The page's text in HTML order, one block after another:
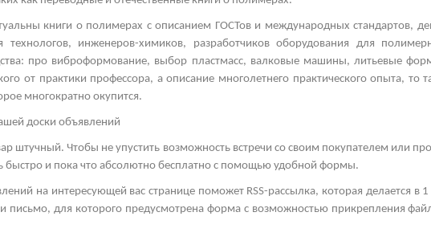
книги о полимерах с описанием ГОСТов и международных стандартов,
инженеров-химиков, разработчиков оборудования для
про виброформование, выбор пластмасс, валковые машины, литьевые
от практики профессора, а описание многолетнего практического опыта, то
многократно окупится.
доски объявлений
штучный. Чтобы не упустить возможность встречи со своим покупателем или
быстро и пока что абсолютно бесплатно с помощью удобной формы.
на интересующей вас странице поможет RSS-рассылка, которая делается в
письмо, для которого предусмотрена форма с возможностью прикрепления